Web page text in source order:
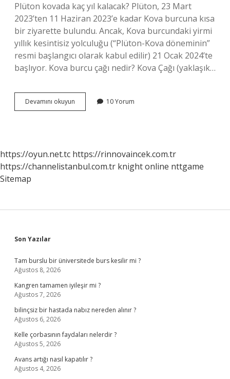
Plüton kovada kaç yıl kalacak? Plüton, 23 Mart
2023’ten 11 Haziran 2023’e kadar Kova burcuna kısa
bir ziyarette bulundu. Ancak, Kova burcundaki yirmi
yıllık kesintisiz yolculuğu (“Plüton-Kova döneminin”
resmi başlangıcı olarak kabul edilir) 21 Ocak 2024’te
başlıyor. Kova burcu çağı nedir? Kova Çağı (yaklaşık…
Devamını okuyun
Çağı
10 Yorum
https://oyun.net.tc https://rinnovaincek.com.tr
https://channelistanbul.com.tr knight online nttgame
Sitemap
Sidebar
Son Yazılar
Tam burslu bir üniversitede burs kesilir mi ?
Ağustos 8, 2026
Kangren tamamen iyileşir mi ?
Ağustos 7, 2026
bilinçsiz bir hastada nabız nereden alınır ?
Ağustos 6, 2026
Kelle çorbasının faydaları nelerdir ?
Ağustos 5, 2026
Avans artığı nasıl kapatılır ?
Ağustos 4, 2026